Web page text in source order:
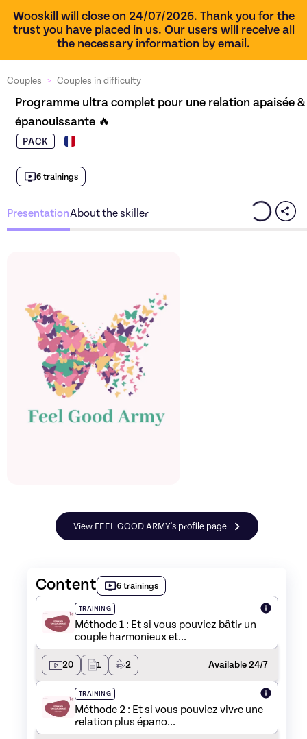
Wooskill will close on 24/07/2026. Thank you for the
trust you have placed in us. Our users will receive all
the necessary information by email.
Couples > Couples in difficulty
Programme ultra complet pour une relation apaisée &
épanouissante 🔥
PACK
6 trainings
PresentationAbout the skiller
View FEEL GOOD ARMY's profile page
Content 6 trainings
TRAINING
Méthode 1 : Et si vous pouviez bâtir un
couple harmonieux et...
20 1 2 Available 24/7
TRAINING
Méthode 2 : Et si vous pouviez vivre une
relation plus épano...